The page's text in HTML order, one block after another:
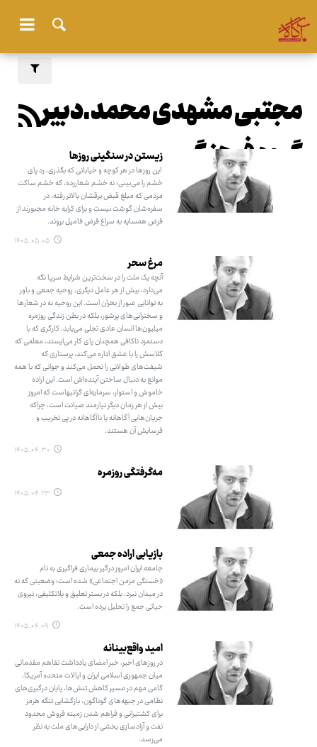
مجتبی مشهدی محمد ـ دبیر
گروه فرهنگ
زیستن در سنگینی روزها
این روزها در هر کوچه و خیابانی که بگذری، رد پای
خشم را می‌بینی؛ نه خشم شعارزده، که خشم ساکت
مردمی که مبلغ قبض برقشان بالاتر رفته، در
سفره‌شان گوشت نیست و برای کرایه خانه مجبورند از
قرض همسایه به سراغ قرض فامیل بروند.
۱۴۰۵.۰۵.۰۵
مرغ سحر
آنچه یک ملت را در سخت‌ترین شرایط سرپا نگه
می‌دارد، بیش از هر عامل دیگری، روحیه جمعی و باور
به توانایی عبور از بحران است. این روحیه نه در شعارها
و سخنرانی‌های پرشور، بلکه در بطن زندگی روزمره
میلیون‌ها انسان عادی تجلی می‌یابد. کارگری که با
دستمزد ناکافی همچنان پای کار می‌ایستد، معلمی که
کلاسش را با عشق اداره می‌کند، پرستاری که
شیفت‌های طولانی را تحمل می‌کند و جوانی که با همه
موانع به دنبال ساختن آینده‌اش است. این اراده
خاموش و استوار، سرمایه‌ای گرانبهاست که امروز
بیش از هر زمان دیگر نیازمند صیانت است، چراکه
جریان‌هایی آگاهانه یا ناآگاهانه در پی تخریب و
فرسایش آن هستند.
۱۴۰۵.۰۴.۳۰
مه‌گرفتگی روزمره
۱۴۰۵.۰۴.۲۳
بازیابی اراده جمعی
جامعه ایران امروز درگیر بیماری فراگیری به نام
«خستگی مزمن اجتماعی» شده است؛ وضعیتی که نه
در میدان نبرد، بلکه در بستر تعلیق و بلاتکلیفی، نیروی
حیاتی جمع را تحلیل برده است.
۱۴۰۵.۰۴.۰۹
امید واقع‌بینانه
در روزهای اخیر، خبر امضای یادداشت تفاهم مقدماتی
میان جمهوری اسلامی ایران و ایالات متحده آمریکا،
گامی مهم در مسیر کاهش تنش‌ها، پایان درگیری‌های
نظامی در جبهه‌های گوناگون، بازگشایی تنگه هرمز
برای کشتیرانی و فراهم شدن زمینه فروش محدود
نفت و آزادسازی بخشی از دارایی‌های ملت به نظر
می‌رسد.